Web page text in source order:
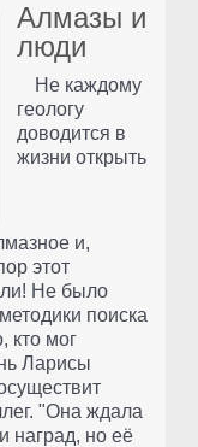
Алмазы и
люди
Не каждому
геологу
доводится в
жизни открыть
и,
этот
Не было
поиска
кто мог
Ларисы
"Она ждала
наград, но её